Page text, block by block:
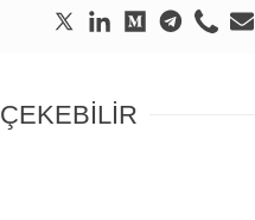
ÇEKEBİLİR